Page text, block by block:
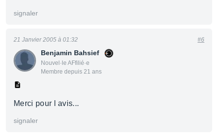
signaler
Benjamin Bahsief
Nouvel·le AFfilié·e
Membre depuis 21 ans
21 Janvier 2005 à 01:32 #6
Merci pour l avis...
signaler